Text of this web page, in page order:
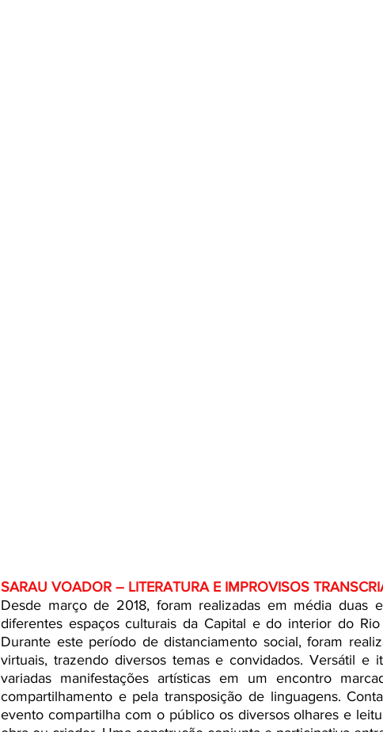
SARAU VOADOR – LITERATURA E IMPROVISOS
Desde março de 2018, foram realizadas em média duas
diferentes espaços culturais da Capital e do interior do
Durante este período de distanciamento social, foram
virtuais, trazendo diversos temas e convidados. Versátil e
variadas manifestações artísticas em um encontro
compartilhamento e pela transposição de linguagens.
evento compartilha com o público os diversos olhares e